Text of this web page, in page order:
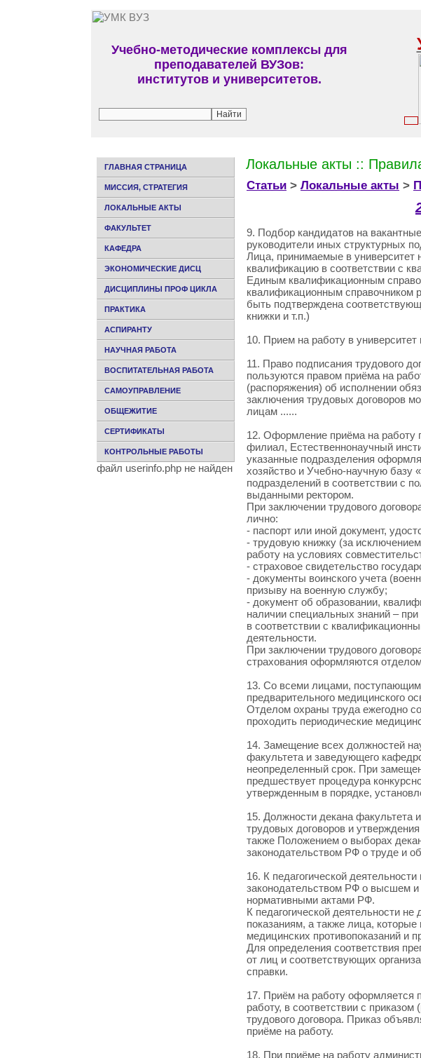
Учебно-методические комплексы для
преподавателей ВУЗов:
институтов и университетов.
ГЛАВНАЯ СТРАНИЦА
МИССИЯ, СТРАТЕГИЯ
ЛОКАЛЬНЫЕ АКТЫ
ФАКУЛЬТЕТ
КАФЕДРА
ЭКОНОМИЧЕСКИЕ ДИСЦ
ДИСЦИПЛИНЫ ПРОФ ЦИКЛА
ПРАКТИКА
АСПИРАНТУ
НАУЧНАЯ РАБОТА
ВОСПИТАТЕЛЬНАЯ РАБОТА
САМОУПРАВЛЕНИЕ
ОБЩЕЖИТИЕ
СЕРТИФИКАТЫ
КОНТРОЛЬНЫЕ РАБОТЫ
файл userinfo.php не найден
Локальные акты ::
Статьи > Локальные акты >
9. Подбор кандидатов на
руководители иных структурных
Лица, принимаемые в университет
квалификацию в соответствии с
Единым квалификационным
квалификационным справочником
быть подтверждена
книжки и т.п.)
10. Прием на работу в
11. Право подписания трудового
пользуются правом приёма на
(распоряжения) об исполнении
заключения трудовых договоров
лицам ......
12. Оформление приёма на работу
филиал, Естественнонаучный
указанные подразделения
хозяйство и Учебно-научную
подразделений в соответствии с
выданными ректором.
При заключении трудового
лично:
- паспорт или иной документ,
- трудовую книжку (за
работу на условиях
- страховое свидетельство
- документы воинского учета
призыву на военную службу;
- документ об образовании,
наличии специальных знаний –
в соответствии с
деятельности.
При заключении трудового
страхования оформляются
13. Со всеми лицами,
предварительного медицинского
Отделом охраны труда ежегодно
проходить периодические
14. Замещение всех должностей
факультета и заведующего
неопределенный срок. При
предшествует процедура
утвержденным в порядке,
15. Должности декана
трудовых договоров и
также Положением о выборах
законодательством РФ о труде и
16. К педагогической
законодательством РФ о высшем
нормативными актами РФ.
К педагогической деятельности
показаниям, а также лица,
медицинских противопоказаний и
Для определения соответствия
от лиц и соответствующих
справки.
17. Приём на работу оформляется
работу, в соответствии с
трудового договора. Приказ
приёме на работу.
18. При приёме на работу